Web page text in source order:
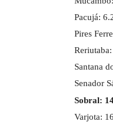
Pacujá:
Pires
Santana
Senador
Sobral:
Varjota: